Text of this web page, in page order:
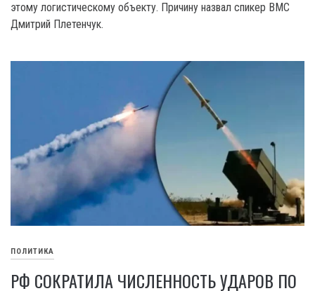
этому логистическому объекту. Причину назвал спикер BMC
Дмитрий Плетенчук.
ПОЛИТИКА
РФ СОКРАТИЛА ЧИСЛЕННОСТЬ УДАРОВ ПО